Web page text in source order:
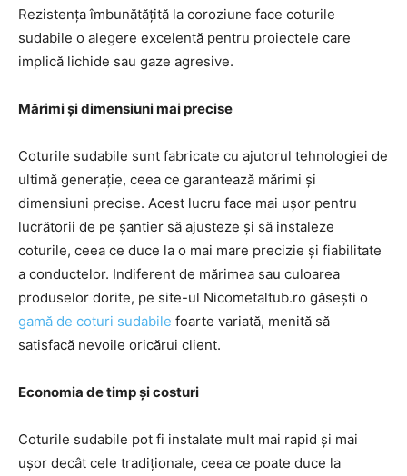
Rezistența îmbunătățită la coroziune face coturile
sudabile o alegere excelentă pentru proiectele care
implică lichide sau gaze agresive.
Mărimi și dimensiuni mai precise
Coturile sudabile sunt fabricate cu ajutorul tehnologiei de
ultimă generație, ceea ce garantează mărimi și
dimensiuni precise. Acest lucru face mai ușor pentru
lucrătorii de pe șantier să ajusteze și să instaleze
coturile, ceea ce duce la o mai mare precizie și fiabilitate
a conductelor. Indiferent de mărimea sau culoarea
produselor dorite, pe site-ul Nicometaltub.ro găsești o
gamă de coturi sudabile foarte variată, menită să
satisfacă nevoile oricărui client.
Economia de timp și costuri
Coturile sudabile pot fi instalate mult mai rapid și mai
ușor decât cele tradiționale, ceea ce poate duce la